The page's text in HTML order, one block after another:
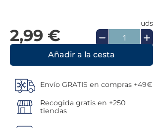
2,99 €
uds
Añadir a la cesta
Envío GRATIS en compras +49€
Recogida gratis en +250
tiendas